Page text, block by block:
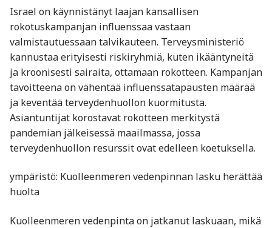
Israel on käynnistänyt laajan kansallisen
rokotuskampanjan influenssaa vastaan
valmistautuessaan talvikauteen. Terveysministeriö
kannustaa erityisesti riskiryhmiä, kuten ikääntyneitä
ja kroonisesti sairaita, ottamaan rokotteen. Kampanjan
tavoitteena on vähentää influenssatapausten määrää
ja keventää terveydenhuollon kuormitusta.
Asiantuntijat korostavat rokotteen merkitystä
pandemian jälkeisessä maailmassa, jossa
terveydenhuollon resurssit ovat edelleen koetuksella.
ympäristö: Kuolleenmeren vedenpinnan lasku herättää
huolta
Kuolleenmeren vedenpinta on jatkanut laskuaan, mikä